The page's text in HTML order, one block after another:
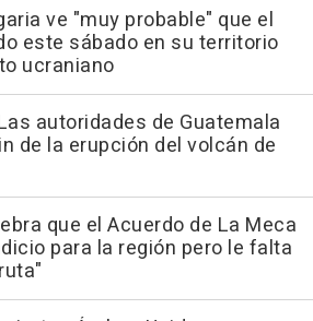
ve "muy probable" que el
este sábado en su territorio
ucraniano
autoridades de Guatemala
de la erupción del volcán de
que el Acuerdo de La Meca
para la región pero le falta